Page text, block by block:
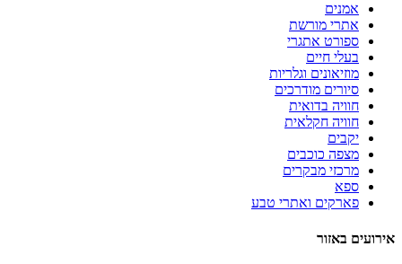
אמנים
אתרי מורשת
ספורט אתגרי
בעלי חיים
מוזיאונים וגלריות
סיורים מודרכים
חוויה בדואית
חוויה חקלאית
יקבים
מצפה כוכבים
מרכזי מבקרים
ספא
פארקים ואתרי טבע
אירועים באזור